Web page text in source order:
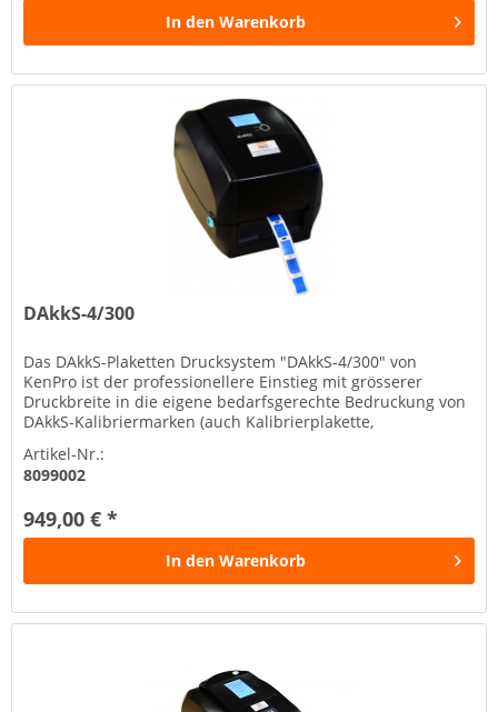
In den Warenkorb
DAkkS-4/300
Das DAkkS-Plaketten Drucksystem "DAkkS-4/300" von
KenPro ist der professionellere Einstieg mit grösserer
Druckbreite in die eigene bedarfsgerechte Bedruckung von
DAkkS-Kalibriermarken (auch Kalibrierplakette,
Artikel-Nr.:
8099002
949,00 € *
In den Warenkorb